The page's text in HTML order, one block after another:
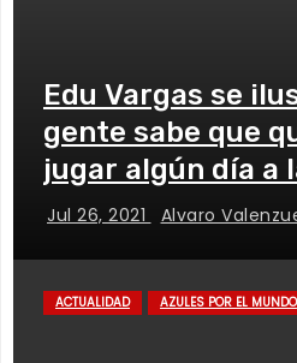
Edu Vargas se
gente sabe que
jugar algún día a
Jul 26, 2021 Alvaro
ACTUALIDAD AZULES POR EL MUNDO